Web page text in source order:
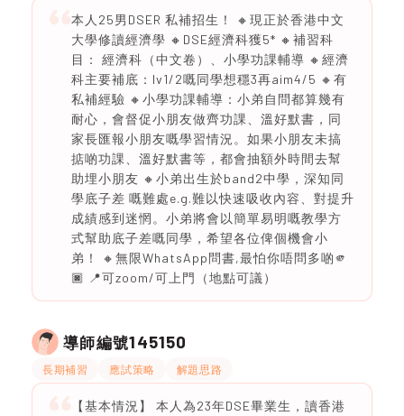
本人25男DSER 私補招生！ 🔸現正於香港中文
大學修讀經濟學 🔸DSE經濟科獲5* 🔸補習科
目： 經濟科（中文卷）、小學功課輔導 🔸經濟
科主要補底：lv1/2嘅同學想穩3再aim4/5 🔸有
私補經驗 🔸小學功課輔導：小弟自問都算幾有
耐心，會督促小朋友做齊功課、溫好默書，同
家長匯報小朋友嘅學習情況。如果小朋友未搞
掂啲功課、溫好默書等，都會抽額外時間去幫
助埋小朋友 🔸小弟出生於band2中學，深知同
學底子差 嘅難處e.g.難以快速吸收內容、對提升
成績感到迷惘。小弟將會以簡單易明嘅教學方
式幫助底子差嘅同學，希望各位俾個機會小
弟！ 🔸無限WhatsApp問書,最怕你唔問多啲🫵
🏿 📍可zoom/可上門（地點可議）
導師編號145150
長期補習 應試策略 解題思路
【基本情況】 本人為23年DSE畢業生，讀香港